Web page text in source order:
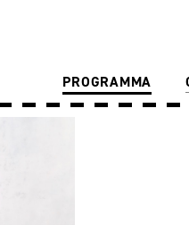
PROGRAMMA